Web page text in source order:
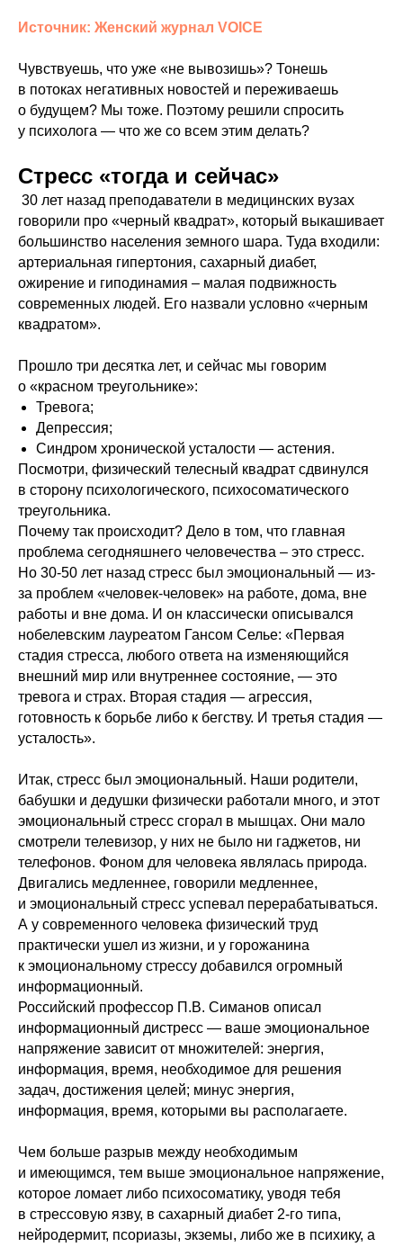
Источник: Женский журнал VOICE
Чувствуешь, что уже «не вывозишь»? Тонешь
в потоках негативных новостей и переживаешь
о будущем? Мы тоже. Поэтому решили спросить
у психолога — что же со всем этим делать?
Стресс «тогда и сейчас»
30 лет назад преподаватели в медицинских вузах
говорили про «черный квадрат», который выкашивает
большинство населения земного шара. Туда входили:
артериальная гипертония, сахарный диабет,
ожирение и гиподинамия – малая подвижность
современных людей. Его назвали условно «черным
квадратом».
Прошло три десятка лет, и сейчас мы говорим
о «красном треугольнике»:
Тревога;
Депрессия;
Синдром хронической усталости — астения.
Посмотри, физический телесный квадрат сдвинулся
в сторону психологического, психосоматического
треугольника.
Почему так происходит? Дело в том, что главная
проблема сегодняшнего человечества – это стресс.
Но 30-50 лет назад стресс был эмоциональный — из-
за проблем «человек-человек» на работе, дома, вне
работы и вне дома. И он классически описывался
нобелевским лауреатом Гансом Селье: «Первая
стадия стресса, любого ответа на изменяющийся
внешний мир или внутреннее состояние, — это
тревога и страх. Вторая стадия — агрессия,
готовность к борьбе либо к бегству. И третья стадия —
усталость».
Итак, стресс был эмоциональный. Наши родители,
бабушки и дедушки физически работали много, и этот
эмоциональный стресс сгорал в мышцах. Они мало
смотрели телевизор, у них не было ни гаджетов, ни
телефонов. Фоном для человека являлась природа.
Двигались медленнее, говорили медленнее,
и эмоциональный стресс успевал перерабатываться.
А у современного человека физический труд
практически ушел из жизни, и у горожанина
к эмоциональному стрессу добавился огромный
информационный.
Российский профессор П.В. Симанов описал
информационный дистресс — ваше эмоциональное
напряжение зависит от множителей: энергия,
информация, время, необходимое для решения
задач, достижения целей; минус энергия,
информация, время, которыми вы располагаете.
Чем больше разрыв между необходимым
и имеющимся, тем выше эмоциональное напряжение,
которое ломает либо психосоматику, уводя тебя
в стрессовую язву, в сахарный диабет 2-го типа,
нейродермит, псориазы, экземы, либо же в психику, а